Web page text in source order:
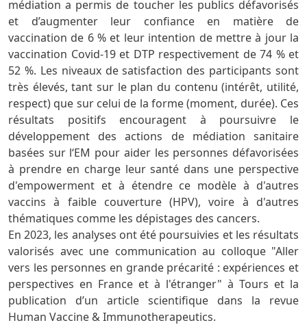
médiation a permis de toucher les publics défavorisés
et d’augmenter leur confiance en matière de
vaccination de 6 % et leur intention de mettre à jour la
vaccination Covid-19 et DTP respectivement de 74 % et
52 %. Les niveaux de satisfaction des participants sont
très élevés, tant sur le plan du contenu (intérêt, utilité,
respect) que sur celui de la forme (moment, durée). Ces
résultats positifs encouragent à poursuivre le
développement des actions de médiation sanitaire
basées sur l‘EM pour aider les personnes défavorisées
à prendre en charge leur santé dans une perspective
d'empowerment et à étendre ce modèle à d'autres
vaccins à faible couverture (HPV), voire à d'autres
thématiques comme les dépistages des cancers.
En 2023, les analyses ont été poursuivies et les résultats
valorisés avec une communication au colloque "Aller
vers les personnes en grande précarité : expériences et
perspectives en France et à l'étranger" à Tours et la
publication d’un article scientifique dans la revue
Human Vaccine & Immunotherapeutics.